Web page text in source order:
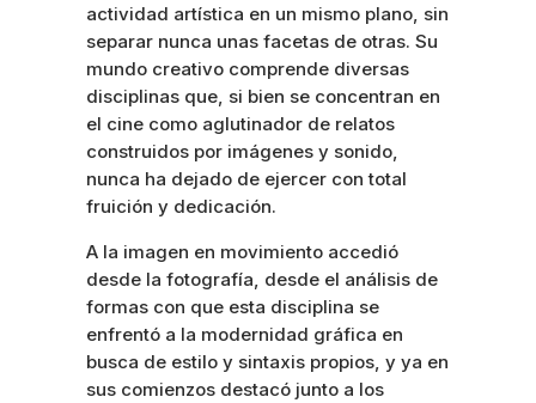
actividad artística en un mismo plano, sin
separar nunca unas facetas de otras. Su
mundo creativo comprende diversas
disciplinas que, si bien se concentran en
el cine como aglutinador de relatos
construidos por imágenes y sonido,
nunca ha dejado de ejercer con total
fruición y dedicación.
A la imagen en movimiento accedió
desde la fotografía, desde el análisis de
formas con que esta disciplina se
enfrentó a la modernidad gráfica en
busca de estilo y sintaxis propios, y ya en
sus comienzos destacó junto a los